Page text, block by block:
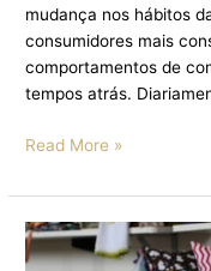
mudança nos hábitos
consumidores mais
comportamentos de
tempos atrás.
Read More »
Singer
realiza